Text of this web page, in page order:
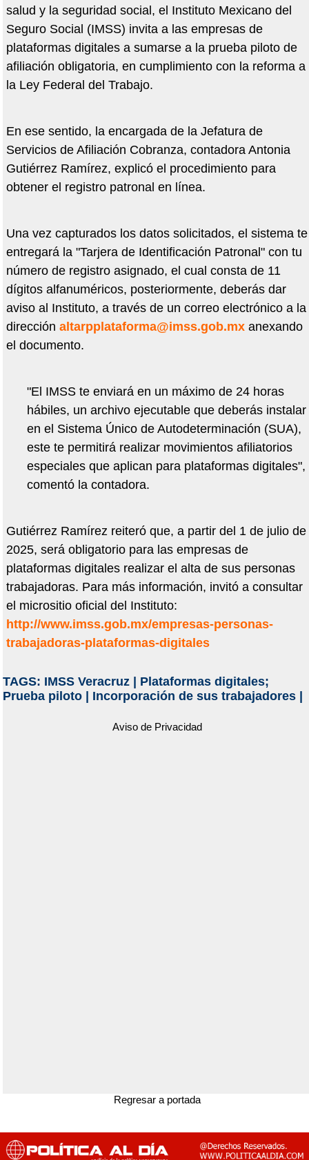
salud y la seguridad social, el Instituto Mexicano del
Seguro Social (IMSS) invita a las empresas de
plataformas digitales a sumarse a la prueba piloto de
afiliación obligatoria, en cumplimiento con la reforma a
la Ley Federal del Trabajo.
En ese sentido, la encargada de la Jefatura de
Servicios de Afiliación Cobranza, contadora Antonia
Gutiérrez Ramírez, explicó el procedimiento para
obtener el registro patronal en línea.
Una vez capturados los datos solicitados, el sistema te
entregará la "Tarjera de Identificación Patronal" con tu
número de registro asignado, el cual consta de 11
dígitos alfanuméricos, posteriormente, deberás dar
aviso al Instituto, a través de un correo electrónico a la
dirección altarpplataforma@imss.gob.mxanexando
el documento.
"El IMSS te enviará en un máximo de 24 horas
hábiles, un archivo ejecutable que deberás instalar
en el Sistema Único de Autodeterminación (SUA),
este te permitirá realizar movimientos afiliatorios
especiales que aplican para plataformas digitales",
comentó la contadora.
Gutiérrez Ramírez reiteró que, a partir del 1 de julio de
2025, será obligatorio para las empresas de
plataformas digitales realizar el alta de sus personas
trabajadoras. Para más información, invitó a consultar
el micrositio oficial del Instituto:
http://www.imss.gob.mx/empresas-personas-
trabajadoras-plataformas-digitales
TAGS: IMSS Veracruz| Plataformas digitales;
Prueba piloto| Incorporación de sus trabajadores|
Aviso de Privacidad
Regresar a portada